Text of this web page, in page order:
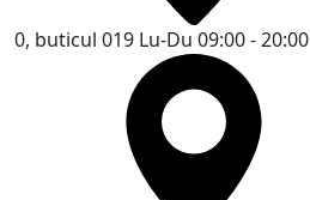
0, buticul 019 Lu-Du 09:00 - 20:00